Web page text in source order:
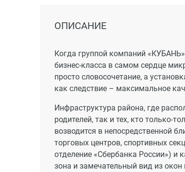
ОПИСАНИЕ
Когда группой компаний
бизнес-класса в самом сердце
просто словосочетание, а
как следствие – максимальное
Инфраструктура района, где
родителей, так и тех, кто только-
возводится в непосредственной
торговых центров, спортивных
отделение «Сбербанка России») и
зона и замечательный вид из